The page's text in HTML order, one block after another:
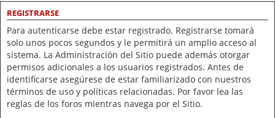
REGISTRARSE
Para autenticarse debe estar registrado. Registrarse tomará
solo unos pocos segundos y le permitirá un amplio acceso al
sistema. La Administración del Sitio puede además otorgar
permisos adicionales a los usuarios registrados. Antes de
identificarse asegúrese de estar familiarizado con nuestros
términos de uso y políticas relacionadas. Por favor lea las
reglas de los foros mientras navega por el Sitio.